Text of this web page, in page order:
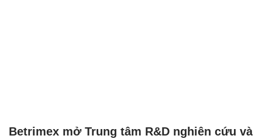
Betrimex mở Trung tâm R&D nghiên cứu và